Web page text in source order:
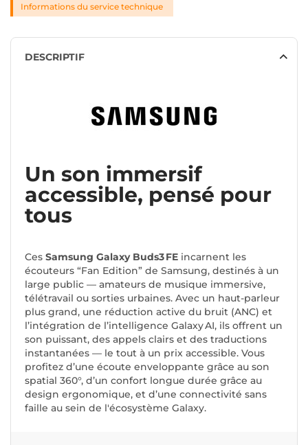
Informations du service technique
DESCRIPTIF
Un son immersif
accessible, pensé pour
tous
Ces Samsung Galaxy Buds3 FE incarnent les
écouteurs “Fan Edition” de Samsung, destinés à un
large public — amateurs de musique immersive,
télétravail ou sorties urbaines. Avec un haut-parleur
plus grand, une réduction active du bruit (ANC) et
l’intégration de l’intelligence Galaxy AI, ils offrent un
son puissant, des appels clairs et des traductions
instantanées — le tout à un prix accessible. Vous
profitez d’une écoute enveloppante grâce au son
spatial 360°, d’un confort longue durée grâce au
design ergonomique, et d’une connectivité sans
faille au sein de l'écosystème Galaxy.